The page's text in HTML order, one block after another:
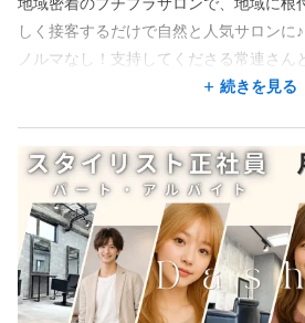
★ポイント➁：⾝近なサロンを⽬指して
地域密着のプチプラサロンなので、お客
層も広いので、
スタイル作りやお客様との会話も常に飽
場面が沢山あります。
★ポイント➂：キャリアアップ・独立サ
プロジェクトチームによるトレンドなス
会社負担で内外部の講習や動画教育サポ
吉祥寺駅 徒歩 3分
Hair-Present's 立川Ⅲ店
東京都 立川市 曙町1-13-9 GS丸岡ビ
AN'TIA 多摩センター店
東京都 多摩市 落合1-38 マグレブパ
小田急多摩センター駅 徒歩 4分
Bi’z GIRL 清瀬店
東京都 清瀬市 松山1-13-25 プレシ
清瀬駅 徒歩 2分
atelier Present's 東陽町店
幅広い年齢の⼈が「安心安定」して⻑く
全店舗が通勤便利な駅近サロンです！
地域密着のプチプラサロンなので、お客
層も広いので、
スタイル作りやお客様との会話も常に飽
場面が沢山あります。
★ポイント➂：キャリアアップ・独立サ
プロジェクトチームによるトレンドなス
吉祥寺駅 徒歩 3分
Hair-Present's 立川Ⅲ店
東京都 立川市 曙町1-13-9 GS丸岡ビ
AN'TIA 多摩センター店
東京都 多摩市 落合1-38 マグレブパ
小田急多摩センター駅 徒歩 4分
Bi’z GIRL 清瀬店
東京都 清瀬市 松山1-13-25 プレシ
清瀬駅 徒歩 2分
atelier Present's 東陽町店
地域密着のプチプラサロンで、地域に根
しく接客するだけで自然と人気サロンに♪
ノルマなし！支持してくださる常連さん
📌自由な働き方もOK！ライフスタイルを
・正社員スタイリスト/アシスタント
社員は完全週休2日制／週休3日制
・アルバイト・パート
出勤日数や時間に決まりはありません
「しっかり働きたい方」も「プライベー
も、どちらも満足できる働き方が可能で
続きを見る